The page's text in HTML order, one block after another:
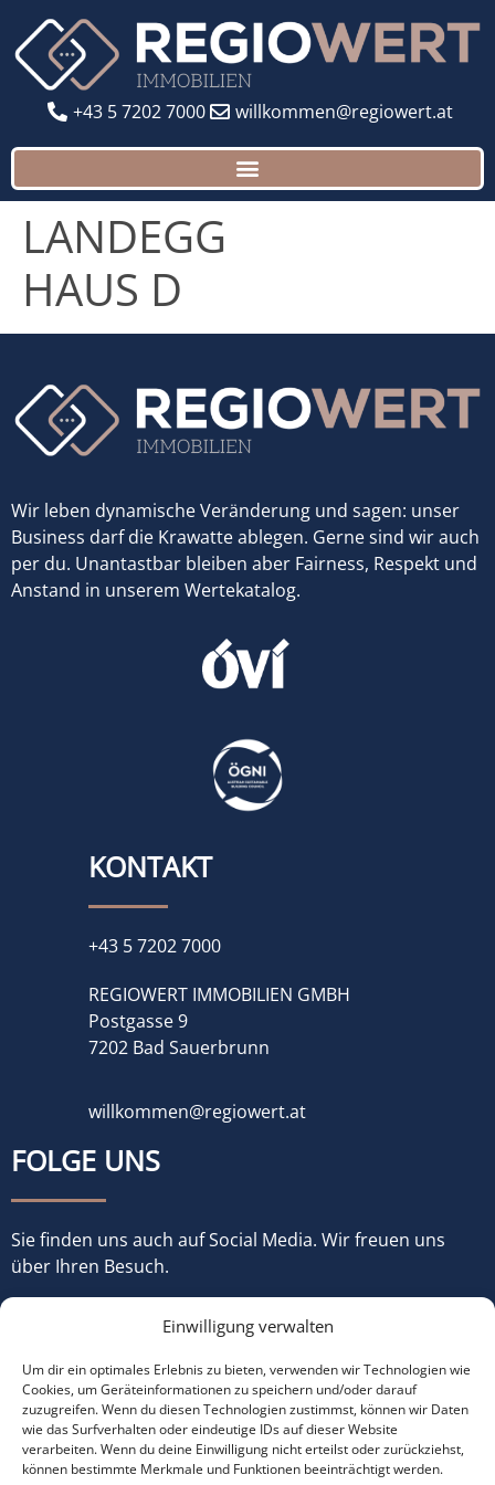
Einwilligung verwalten
Um dir ein optimales Erlebnis zu bieten, verwenden wir Technologien wie
Cookies, um Geräteinformationen zu speichern und/oder darauf
zuzugreifen. Wenn du diesen Technologien zustimmst, können wir Daten
wie das Surfverhalten oder eindeutige IDs auf dieser Website
verarbeiten. Wenn du deine Einwilligung nicht erteilst oder zurückziehst,
können bestimmte Merkmale und Funktionen beeinträchtigt werden.
+43 5 7202 7000 willkommen@regiowert.at
LANDEGG
HAUS D
Wir leben dynamische Veränderung und sagen: unser
Business darf die Krawatte ablegen. Gerne sind wir auch
per du. Unantastbar bleiben aber Fairness, Respekt und
Anstand in unserem Wertekatalog.
KONTAKT
+43 5 7202 7000
REGIOWERT IMMOBILIEN GMBH
Postgasse 9
7202 Bad Sauerbrunn
willkommen@regiowert.at
FOLGE UNS
Sie finden uns auch auf Social Media. Wir freuen uns
über Ihren Besuch.